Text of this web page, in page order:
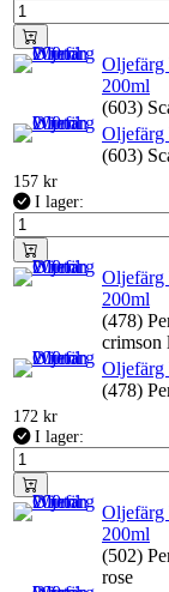
Oljefärg
200ml
(603)
Oljefärg
(603)
157 kr
I lager:
Oljefärg
200ml
(478)
crimson
Oljefärg
(478)
172 kr
I lager:
Oljefärg
200ml
(502)
rose